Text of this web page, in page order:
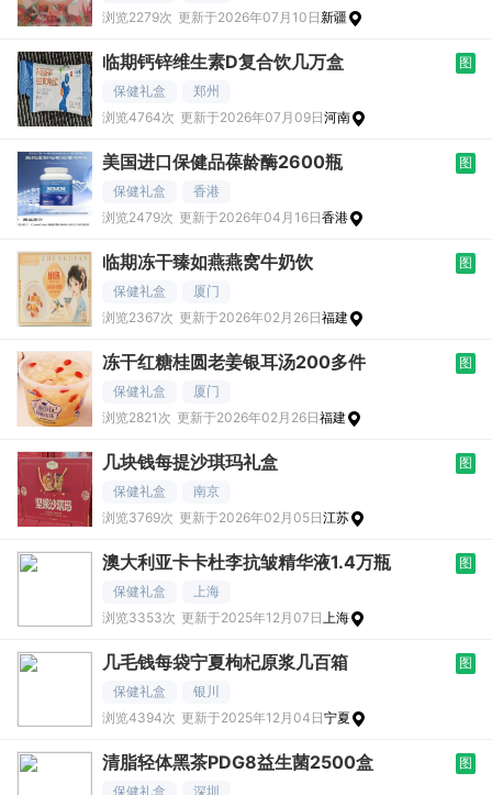
浏览2279次 更新于2026年07月10日新疆
临期钙锌维生素D复合饮几万盒
图
保健礼盒
郑州
浏览4764次 更新于2026年07月09日河南
美国进口保健品葆龄酶2600瓶
图
保健礼盒
香港
浏览2479次 更新于2026年04月16日香港
临期冻干臻如燕燕窝牛奶饮
图
保健礼盒
厦门
浏览2367次 更新于2026年02月26日福建
冻干红糖桂圆老姜银耳汤200多件
图
保健礼盒
厦门
浏览2821次 更新于2026年02月26日福建
几块钱每提沙琪玛礼盒
图
保健礼盒
南京
浏览3769次 更新于2026年02月05日江苏
澳大利亚卡卡杜李抗皱精华液1.4万瓶
图
保健礼盒
上海
浏览3353次 更新于2025年12月07日上海
几毛钱每袋宁夏枸杞原浆几百箱
图
保健礼盒
银川
浏览4394次 更新于2025年12月04日宁夏
清脂轻体黑茶PDG8益生菌2500盒
图
保健礼盒
深圳